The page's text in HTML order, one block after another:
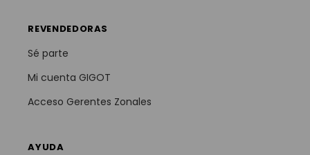
REVENDEDORAS
Sé parte
Mi cuenta GIGOT
Acceso Gerentes Zonales
AYUDA